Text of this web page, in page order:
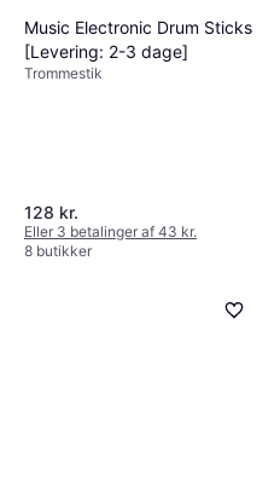
Music Electronic Drum Sticks
[Levering: 2-3 dage]
Trommestik
128 kr.
Eller 3 betalinger af 43 kr.
8 butikker